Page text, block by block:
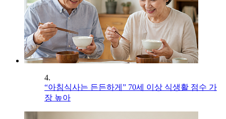
4.
“아침식사는 든든하게” 70세 이상 식생활 점수 가
장 높아